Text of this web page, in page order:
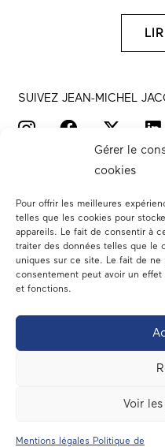
Gérer le
cookies
Pour offrir les meilleures
telles que les cookies pour
appareils. Le fait de consentir à
traiter des données telles que le
uniques sur ce site. Le fait de
consentement peut avoir un
et fonctions.
Voir
Mentions légales Politique de
SUIVEZ JEAN-MICHEL
En
A